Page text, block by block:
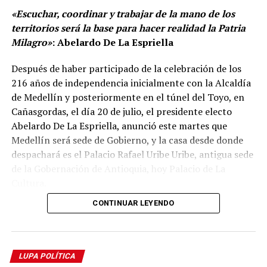
«Escuchar, coordinar y trabajar de la mano de los
territorios será la base para hacer realidad la Patria
Milagro»: Abelardo De La Espriella
Después de haber participado de la celebración de los
216 años de independencia inicialmente con la Alcaldía
de Medellín y posteriormente en el túnel del Toyo, en
Cañasgordas, el día 20 de julio, el presidente electo
Abelardo De La Espriella, anunció este martes que
Medellín será sede de Gobierno, y la casa desde donde
despachará es el Palacio Rafael Uribe Uribe, antigua sede
«Estoy feliz de estar aquí con el señor gobernador,
corazón porque masivamente le puso la raya al tigre.
CONTINUAR LEYENDO
LUPA POLÍTICA